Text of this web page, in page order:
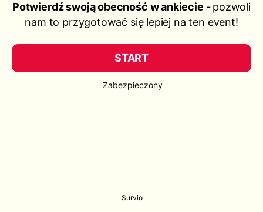
Potwierdź swoją obecność w ankiecie -pozwoli
nam to przygotować się lepiej na ten event!
START
Zabezpieczony
Survio